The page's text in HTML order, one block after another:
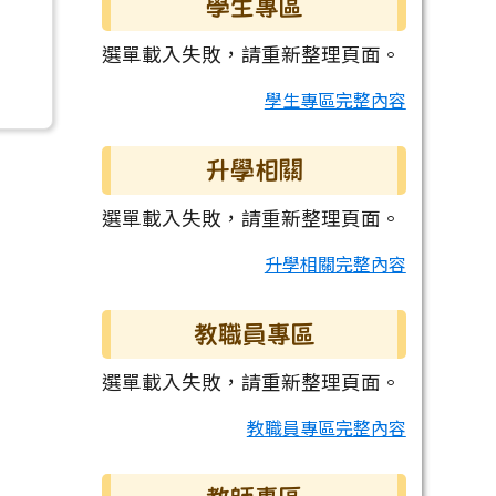
學生專區
選單載入失敗，請重新整理頁面。
學生專區完整內容
升學相關
選單載入失敗，請重新整理頁面。
升學相關完整內容
教職員專區
選單載入失敗，請重新整理頁面。
教職員專區完整內容